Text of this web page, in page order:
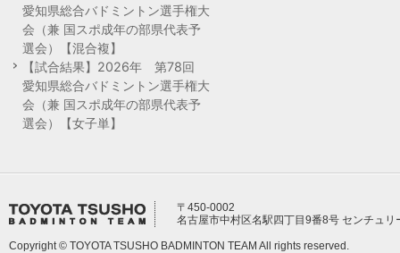
愛知県総合バドミントン選手権大
会（兼 国スポ成年の部県代表予
選会）【混合複】
【試合結果】2026年 第78回
愛知県総合バドミントン選手権大
会（兼 国スポ成年の部県代表予
選会）【女子単】
〒450-0002
名古屋市中村区名駅四丁目9番8号 センチュリ
Copyright © TOYOTA TSUSHO BADMINTON TEAM All rights reserved.